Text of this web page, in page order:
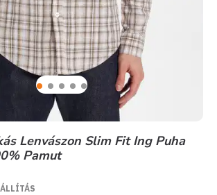
Lenvászon Slim Fit Ing Puha
Pamut